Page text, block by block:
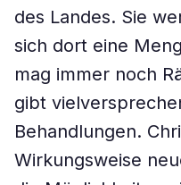
des Landes. Sie
sich dort eine
mag immer noch
gibt
Behandlungen.
Wirkungsweise